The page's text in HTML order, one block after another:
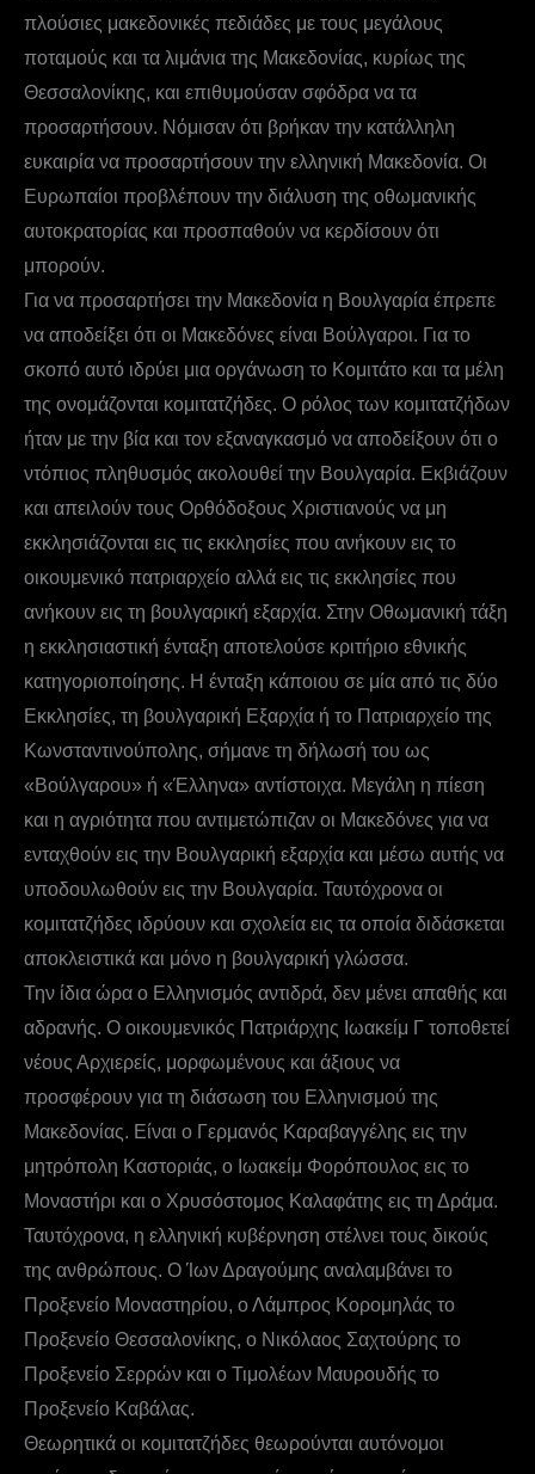
πλούσιες μακεδονικές πεδιάδες με τους μεγάλους
ποταμούς και τα λιμάνια της Μακεδονίας, κυρίως της
Θεσσαλονίκης, και επιθυμούσαν σφόδρα να τα
προσαρτήσουν. Νόμισαν ότι βρήκαν την κατάλληλη
ευκαιρία να προσαρτήσουν την ελληνική Μακεδονία. Οι
Ευρωπαίοι προβλέπουν την διάλυση της οθωμανικής
αυτοκρατορίας και προσπαθούν να κερδίσουν ότι
μπορούν.
Για να προσαρτήσει την Μακεδονία η Βουλγαρία έπρεπε
να αποδείξει ότι οι Μακεδόνες είναι Βούλγαροι. Για το
σκοπό αυτό ιδρύει μια οργάνωση το Κομιτάτο και τα μέλη
της ονομάζονται κομιτατζήδες. Ο ρόλος των κομιτατζήδων
ήταν με την βία και τον εξαναγκασμό να αποδείξουν ότι ο
ντόπιος πληθυσμός ακολουθεί την Βουλγαρία. Εκβιάζουν
και απειλούν τους Ορθόδοξους Χριστιανούς να μη
εκκλησιάζονται εις τις εκκλησίες που ανήκουν εις το
οικουμενικό πατριαρχείο αλλά εις τις εκκλησίες που
ανήκουν εις τη βουλγαρική εξαρχία. Στην Οθωμανική τάξη
η εκκλησιαστική ένταξη αποτελούσε κριτήριο εθνικής
κατηγοριοποίησης. Η ένταξη κάποιου σε μία από τις δύο
Εκκλησίες, τη βουλγαρική Εξαρχία ή το Πατριαρχείο της
Κωνσταντινούπολης, σήμανε τη δήλωσή του ως
«Βούλγαρου» ή «Έλληνα» αντίστοιχα. Μεγάλη η πίεση
και η αγριότητα που αντιμετώπιζαν οι Μακεδόνες για να
ενταχθούν εις την Βουλγαρική εξαρχία και μέσω αυτής να
υποδουλωθούν εις την Βουλγαρία. Ταυτόχρονα οι
κομιτατζήδες ιδρύουν και σχολεία εις τα οποία διδάσκεται
αποκλειστικά και μόνο η βουλγαρική γλώσσα.
Την ίδια ώρα ο Ελληνισμός αντιδρά, δεν μένει απαθής και
αδρανής. Ο οικουμενικός Πατριάρχης Ιωακείμ Γ τοποθετεί
νέους Αρχιερείς, μορφωμένους και άξιους να
προσφέρουν για τη διάσωση του Ελληνισμού της
Μακεδονίας. Είναι ο Γερμανός Καραβαγγέλης εις την
μητρόπολη Καστοριάς, ο Ιωακείμ Φορόπουλος εις το
Μοναστήρι και ο Χρυσόστομος Καλαφάτης εις τη Δράμα.
Ταυτόχρονα, η ελληνική κυβέρνηση στέλνει τους δικούς
της ανθρώπους. Ο Ίων Δραγούμης αναλαμβάνει το
Προξενείο Μοναστηρίου, ο Λάμπρος Κορομηλάς το
Προξενείο Θεσσαλονίκης, ο Νικόλαος Σαχτούρης το
Προξενείο Σερρών και ο Τιμολέων Μαυρουδής το
Προξενείο Καβάλας.
Θεωρητικά οι κομιτατζήδες θεωρούνται αυτόνομοι